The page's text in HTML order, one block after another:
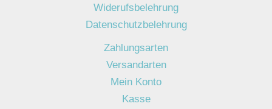
Widerufsbelehrung
Datenschutzbelehrung
Zahlungsarten
Versandarten
Mein Konto
Kasse